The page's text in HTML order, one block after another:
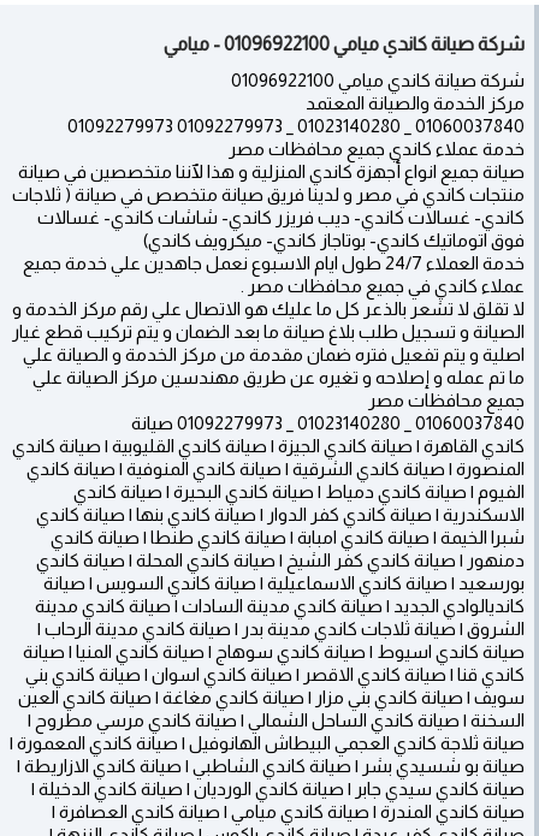
شركة صيانة كاندي ميامي 01096922100 - ميامي
شركة صيانة كاندي ميامي 01096922100
مركز الخدمة والصيانة المعتمد
01060037840 _ 01023140280 _ 01092279973 01092279973
خدمة عملاء كاندي جميع محافظات مصر
صيانة جميع انواع أجهزة كاندي المنزلية و هذا لٱننا متخصصين في صيانة
منتجات كاندي في مصر و لدينا فريق صيانة متخصص في صيانة ( ثلاجات
كاندي- غسالات كاندي- ديب فريزر كاندي- شاشات كاندي- غسالات
فوق اتوماتيك كاندي- بوتاجاز كاندي- ميكرويف كاندي)
خدمة العملاء 24/7 طول ايام الاسبوع نعمل جاهدين علي خدمة جميع
عملاء كاندي في جميع محافظات مصر .
لا تقلق لا تشعر بالذعر كل ما عليك هو الاتصال علي رقم مركز الخدمة و
الصيانة و تسجيل طلب بلاغ صيانة ما بعد الضمان و يتم تركيب قطع غيار
اصلية و يتم تفعيل فتره ضمان مقدمة من مركز الخدمة و الصيانة علي
ما تم عمله و إصلاحه و تغيره عن طريق مهندسين مركز الصيانة علي
جميع محافظات مصر
01060037840 _ 01023140280 _ 01092279973 صيانة
كاندي القاهرة | صيانة كاندي الجيزة | صيانة كاندي القليوبية | صيانة كاندي
المنصورة | صيانة كاندي الشرقية | صيانة كاندي المنوفية | صيانة كاندي
الفيوم | صيانة كاندي دمياط | صيانة كاندي البحيرة | صيانة كاندي
الاسكندرية | صيانة كاندي كفر الدوار | صيانة كاندي بنها | صيانة كاندي
شبرا الخيمة | صيانة كاندي امبابة | صيانة كاندي طنطا | صيانة كاندي
دمنهور | صيانة كاندي كفر الشيخ | صيانة كاندي المحلة | صيانة كاندي
بورسعيد | صيانة كاندي الاسماعيلية | صيانة كاندي السويس | صيانة
كانديالوادي الجديد | صيانة كاندي مدينة السادات | صيانة كاندي مدينة
الشروق | صيانة ثلاجات كاندي مدينة بدر | صيانة كاندي مدينة الرحاب |
صيانة كاندي اسيوط | صيانة كاندي سوهاج | صيانة كاندي المنيا | صيانة
كاندي قنا | صيانة كاندي الاقصر | صيانة كاندي اسوان | صيانة كاندي بني
سويف | صيانة كاندي بني مزار | صيانة كاندي مغاغة | صيانة كاندي العين
السخنة | صيانة كاندي الساحل الشمالي | صيانة كاندي مرسي مطروح |
صيانة ثلاجة كاندي العجمي البيطاش الهانوفيل | صيانة كاندي المعمورة |
صيانة بو شسيدي بشر | صيانة كاندي الشاطبي | صيانة كاندي الازاريطة |
صيانة كاندي سيدي جابر | صيانة كاندي الورديان | صيانة كاندي الدخيلة |
صيانة كاندي المندرة | صيانة كاندي ميامي | صيانة كاندي العصافرة |